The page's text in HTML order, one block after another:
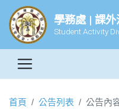
學務處 | 課外
Student Activity
首頁 公告列表 公告內